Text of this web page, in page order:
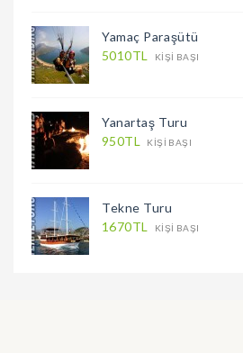
Yamaç Paraşütü
5010TL
KIŞI BAŞI
Yanartaş Turu
950TL
KIŞI BAŞI
Tekne Turu
1670TL
KIŞI BAŞI